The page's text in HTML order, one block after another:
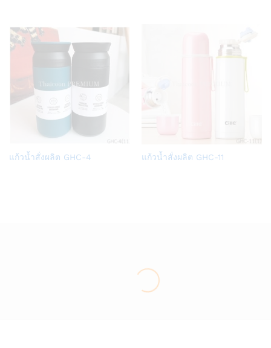
list
Add
แก้วน้ำสั่งผลิต GHC-4
Add
แก้วน้ำสั่งผลิต GHC-11